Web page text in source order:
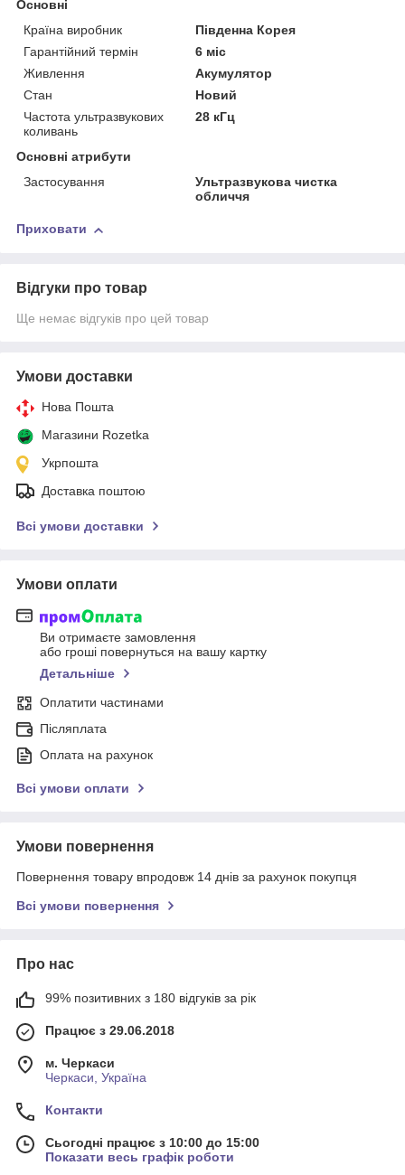
Основні
Країна виробник
Південна Корея
Гарантійний термін
6 міс
Живлення
Акумулятор
Стан
Новий
Частота ультразвукових
коливань
28 кГц
Основні атрибути
Застосування
Ультразвукова чистка
обличчя
Приховати
Відгуки про товар
Ще немає відгуків про цей товар
Умови доставки
Нова Пошта
Магазини Rozetka
Укрпошта
Доставка поштою
Всі умови доставки
Умови оплати
Ви отримаєте замовлення
або гроші повернуться на вашу картку
Детальніше
Оплатити частинами
Післяплата
Оплата на рахунок
Всі умови оплати
Умови повернення
Повернення товару впродовж 14 днів за рахунок покупця
Всі умови повернення
Про нас
99% позитивних з 180 відгуків за рік
Працює з 29.06.2018
м. Черкаси
Черкаси, Україна
Контакти
Сьогодні працює з 10:00 до 15:00
Показати весь графік роботи